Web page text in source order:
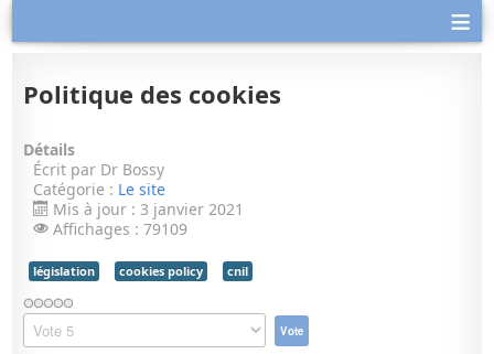
≡
Politique des cookies
Détails
Écrit par Dr Bossy
Catégorie : Le site
Mis à jour : 3 janvier 2021
Affichages : 79109
législation cookies policy cnil
Veuillez
voter